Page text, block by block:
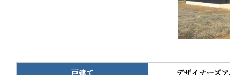
戸建て デザイナーズ